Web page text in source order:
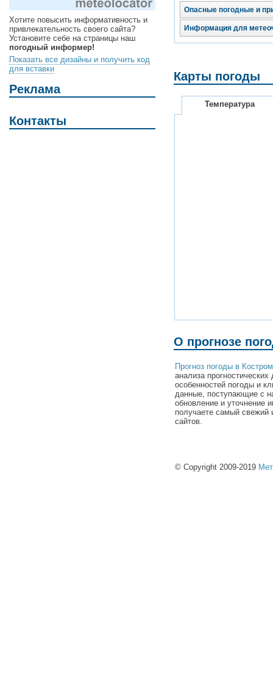
Хотите повысить информативность и
привлекательность своего сайта?
Установите себе на страницы наш
погодный информер!
Показать все дизайны и получить код
для вставки
Реклама
Контакты
Опасные погодные и
Информация для
Карты погоды
Температура
О прогнозе
Прогноз погоды в
анализа
особенностей погоды и
данные, поступающие с
обновление и уточнение
получаете самый свежий
сайтов.
© Copyright 2009-2019